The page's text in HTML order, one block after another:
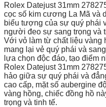
Rolex Datejust 31mm
cọc số kim cương La Mã và
biểu tượng của sự quý phái
người đeo sự sang trọng và
Với vỏ làm từ chất liệu vàng
mang lại vẻ quý phái và
lựa chọn độc đáo, tạo điểm
Rolex Datejust 31mm
hảo giữa sự quý phái và
cao cấp, mặt số aubergine
vàng hồng, chiếc đồng hồ
trọng và tinh tế.